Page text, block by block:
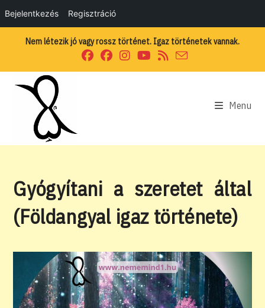
Bejelentkezés Regisztráció
Nem létezik jó vagy rossz történet. Igaz történetek vannak.
Menu
Gyógyítani a szeretet által
(Földangyal igaz története)